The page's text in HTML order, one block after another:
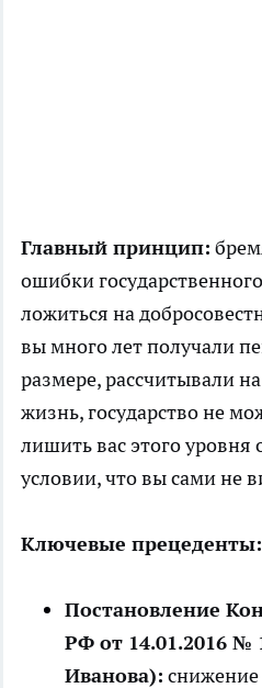
Главный принцип:
ошибки
ложиться на
вы много лет получали
размере, рассчитывали
жизнь, государство не
лишить вас этого
условии, что вы сами не
Ключевые прецеденты:
Постановление
РФ от 14.01.2016 №
Иванова):